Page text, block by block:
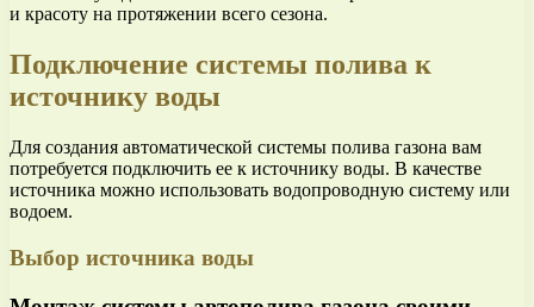
и красоту на протяжении всего сезона.
Подключение системы полива к
источнику воды
Для создания автоматической системы полива газона вам
потребуется подключить ее к источнику воды. В качестве
источника можно использовать водопроводную систему или
водоем.
Выбор источника воды